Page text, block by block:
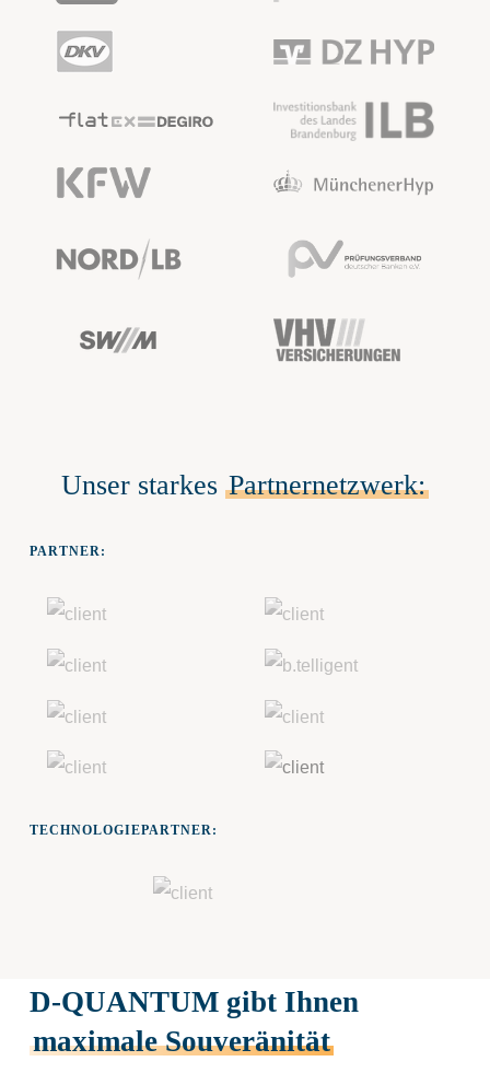
Unser starkes Partnernetzwerk:
PARTNER:
TECHNOLOGIEPARTNER:
D-QUANTUM gibt Ihnen
maximale Souveränität